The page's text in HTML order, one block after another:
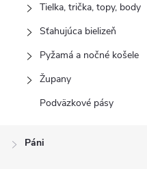
Tielka, trička, topy, body
Sťahujúca bielizeň
Pyžamá a nočné košele
Župany
Podväzkové pásy
Páni